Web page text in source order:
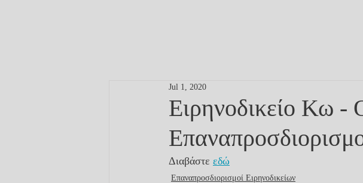
Ειρηνοδικείο Κω -
Jul 1, 2020
Διαβάστε εδώ
Επαναπροσδιορισμοί Ειρηνοδικείων